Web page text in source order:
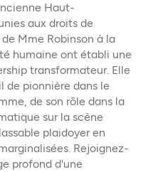
Haut-
aux droits de
Mme Robinson à la
humaine ont établi une
transformateur. Elle
de pionnière dans le
de son rôle dans la
sur la scène
plaidoyer en
Rejoignez-
profond d'une